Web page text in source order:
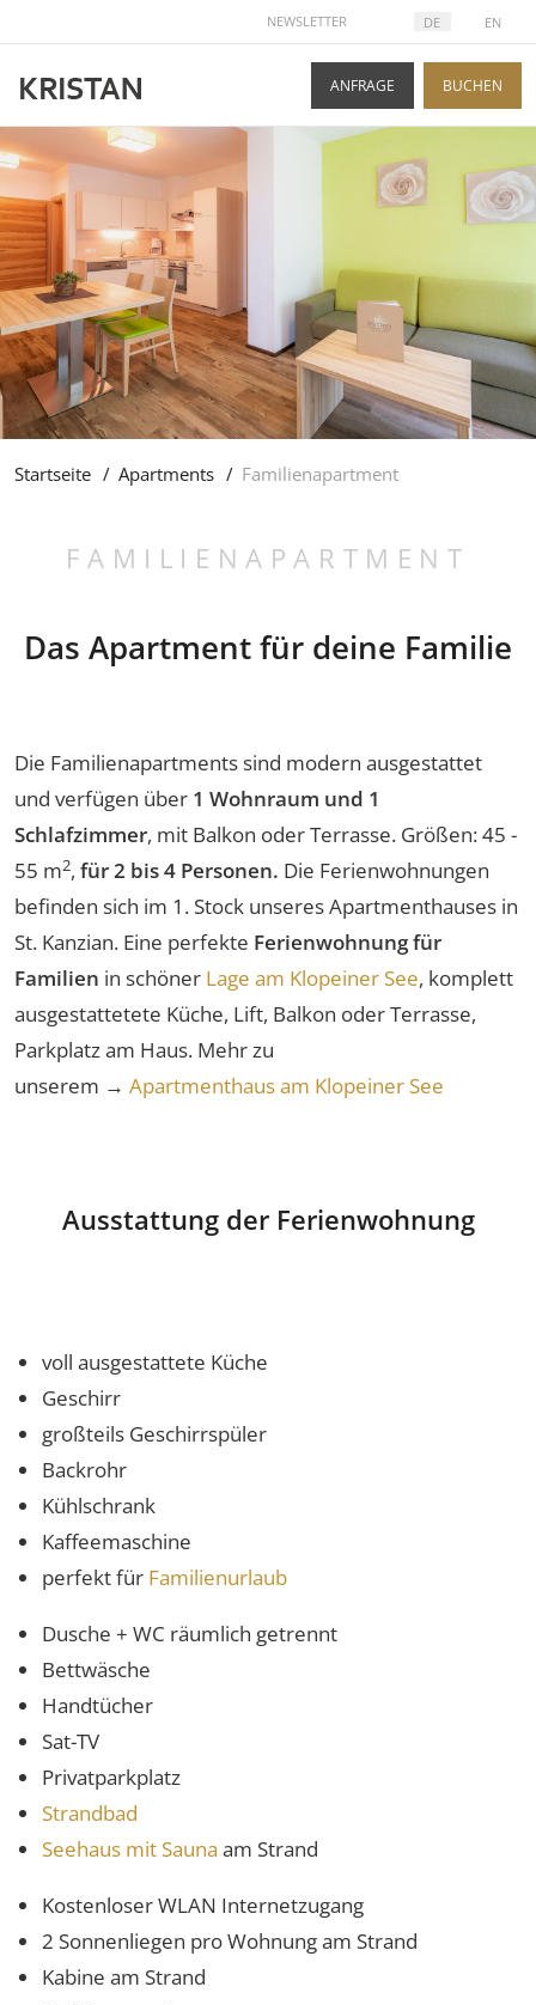
NEWSLETTER SPRACHE AUSWÄHLEN
DE EN
ANFRAGE BUCHEN
Startseite Apartments Familienapartment
FAMILIENAPARTMENT
Das Apartment für deine Familie
Die Familienapartments sind modern ausgestattet
und verfügen über 1 Wohnraum und 1
Schlafzimmer, mit Balkon oder Terrasse. Größen: 45 -
55 m2, für 2 bis 4 Personen. Die Ferienwohnungen
befinden sich im 1. Stock unseres Apartmenthauses in
St. Kanzian. Eine perfekte Ferienwohnung für
Familien in schöner Lage am Klopeiner See, komplett
ausgestattetete Küche, Lift, Balkon oder Terrasse,
Parkplatz am Haus. Mehr zu
unserem → Apartmenthaus am Klopeiner See
Ausstattung der Ferienwohnung
voll ausgestattete Küche
Geschirr
großteils Geschirrspüler
Backrohr
Kühlschrank
Kaffeemaschine
perfekt für Familienurlaub
Dusche + WC räumlich getrennt
Bettwäsche
Handtücher
Sat-TV
Privatparkplatz
Strandbad
Seehaus mit Sauna am Strand
Kostenloser WLAN Internetzugang
2 Sonnenliegen pro Wohnung am Strand
Kabine am Strand